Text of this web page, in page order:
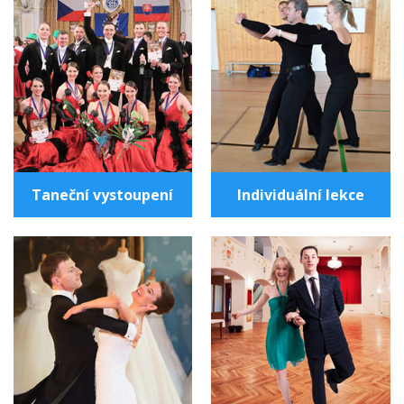
Taneční vystoupení Individuální lekce